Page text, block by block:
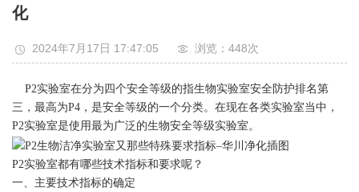
化
2024年7月17日 17:47:05 浏览：448次
P2实验室在分为四个安全等级的指生物实验室安全防护排名第
三，最高为P4，是安全等级的一个分类。在现在各类实验室当中，
P2实验室是使用最为广泛的生物安全等级实验室。
P2实验室都有哪些技术指标和要求呢？
一、主要技术指标的确定